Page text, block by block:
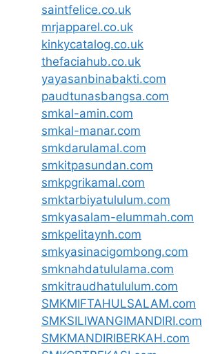
saintfelice.co.uk
mrjapparel.co.uk
kinkycatalog.co.uk
thefaciahub.co.uk
yayasanbinabakti.com
paudtunasbangsa.com
smkal-amin.com
smkal-manar.com
smkdarulamal.com
smkitpasundan.com
smkpgrikamal.com
smktarbiyatululum.com
smkyasalam-elummah.com
smkpelitaynh.com
smkyasinacigombong.com
smknahdatululama.com
smkitraudhatululum.com
SMKMIFTAHULSALAM.com
SMKSILIWANGIMANDIRI.com
SMKMANDIRIBERKAH.com